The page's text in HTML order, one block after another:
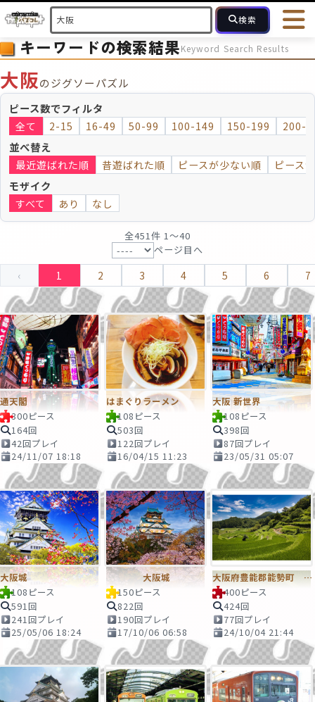
検索
HOME 会員登録
ログイン
最近投稿され
ピース数 2～15 16～49 50～99 100
モザイク モザイクのみ
キーワードの検索結果Keyword Search Results
大阪のジグソーパズル
ピース数でフィルタ
全て 2-15 16-49 50-99 100-149 150-199 200-
並べ替え
最近遊ばれた順 昔遊ばれた順 ピースが少ない順 ピース
モザイク
すべて あり なし
全451件 1〜40
ページ目へ
‹ 1 2 3 4 5 6 7
通天閣
300ピース
164回
42回プレイ
24/11/07 18:18
はまぐりラーメン
108ピース
503回
122回プレイ
16/04/15 11:23
大阪 新世界
108ピース
398回
87回プレイ
23/05/31 05:07
大阪城
108ピース
591回
241回プレイ
25/05/06 18:24
大阪城
150ピース
822回
190回プレイ
17/10/06 06:58
大阪府豊能郡能勢町 長谷の棚田
400ピース
424回
77回プレイ
24/10/04 21:44